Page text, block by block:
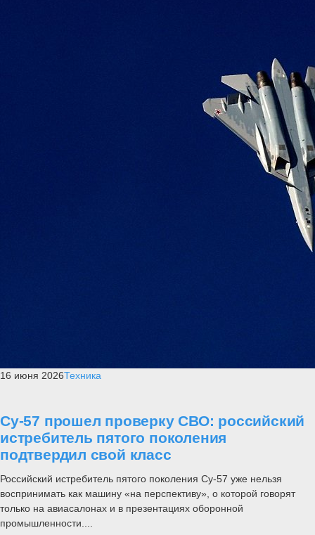
16 июня 2026Техника
Су-57 прошел проверку СВО: российский
истребитель пятого поколения
подтвердил свой класс
Российский истребитель пятого поколения Су-57 уже нельзя
воспринимать как машину «на перспективу», о которой говорят
только на авиасалонах и в презентациях оборонной
промышленности....